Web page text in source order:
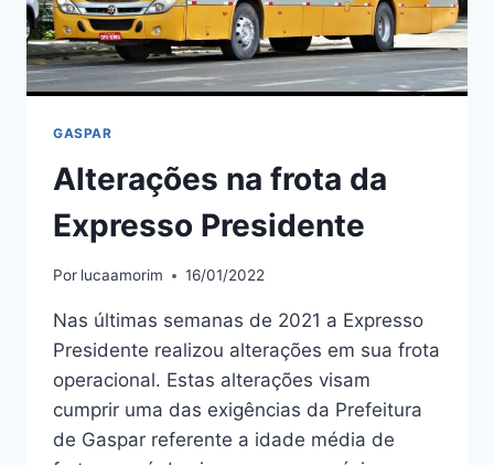
GASPAR
Alterações na frota da
Expresso Presidente
Por lucaamorim 16/01/2022
Nas últimas semanas de 2021 a Expresso
Presidente realizou alterações em sua frota
operacional. Estas alterações visam
cumprir uma das exigências da Prefeitura
de Gaspar referente a idade média de